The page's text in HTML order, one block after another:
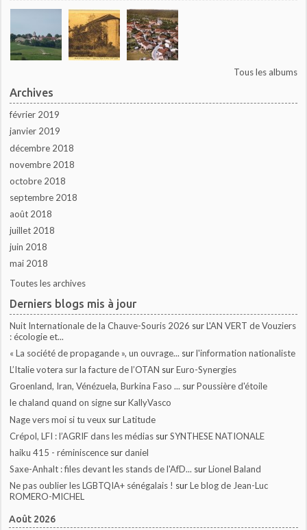
Tous les albums
Archives
février 2019
janvier 2019
décembre 2018
novembre 2018
octobre 2018
septembre 2018
août 2018
juillet 2018
juin 2018
mai 2018
Toutes les archives
Derniers blogs mis à jour
Nuit Internationale de la Chauve-Souris 2026 surL'AN VERT de Vouziers
: écologie et...
« La société de propagande », un ouvrage... surl'information nationaliste
L’Italie votera sur la facture de l’OTAN surEuro-Synergies
Groenland, Iran, Vénézuela, Burkina Faso ... surPoussière d'étoile
le chaland quand on signe surKallyVasco
Nage vers moi si tu veux surLatitude
Crépol, LFI : l’AGRIF dans les médias surSYNTHESE NATIONALE
haiku 415 - réminiscence surdaniel
Saxe-Anhalt : files devant les stands de l'AfD... surLionel Baland
Ne pas oublier les LGBTQIA+ sénégalais ! surLe blog de Jean-Luc
ROMERO-MICHEL
Août 2026